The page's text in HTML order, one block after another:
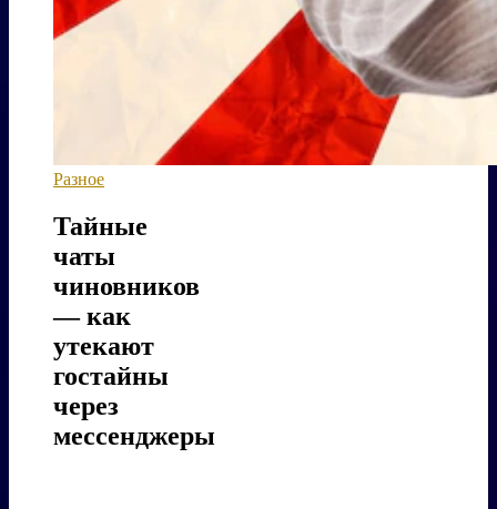
Разное
Тайные
чаты
чиновников
— как
утекают
гостайны
через
мессенджеры